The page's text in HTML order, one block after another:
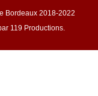
Bordeaux 2018-2022
119 Productions.